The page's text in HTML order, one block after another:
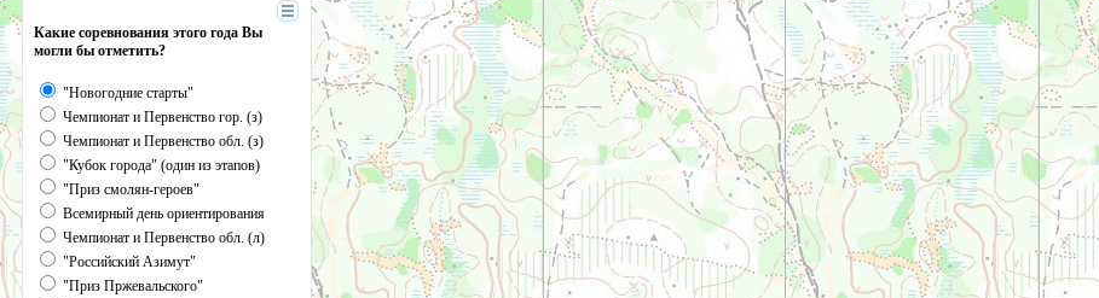
Какие соревнования этого года Вы
могли бы отметить?
"Новогодние старты"
Чемпионат и Первенство гор. (з)
Чемпионат и Первенство обл. (з)
"Кубок города" (один из этапов)
"Приз смолян-героев"
Всемирный день ориентирования
Чемпионат и Первенство обл. (л)
"Российский Азимут"
"Приз Пржевальского"